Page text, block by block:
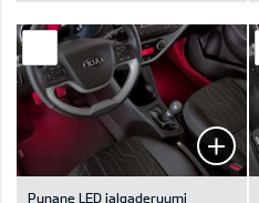
Punane LED jalgaderuumi